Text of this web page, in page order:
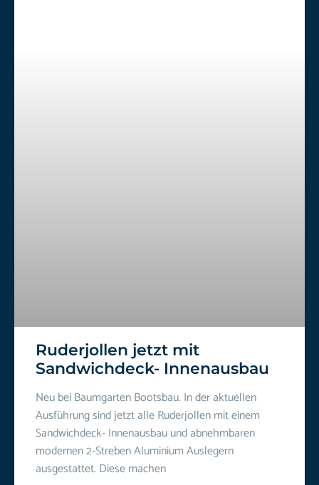
Ruderjollen jetzt mit
Sandwichdeck- Innenausbau
Neu bei Baumgarten Bootsbau. In der aktuellen
Ausführung sind jetzt alle Ruderjollen mit einem
Sandwichdeck- Innenausbau und abnehmbaren
modernen 2-Streben Aluminium Auslegern
ausgestattet. Diese machen